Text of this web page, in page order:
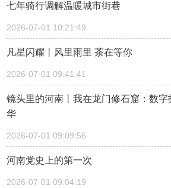
七年骑行调解温暖城市街巷
2026-07-01 10:21:49
凡星闪耀丨风里雨里 茶在等你
2026-07-01 09:41:41
镜头里的河南丨我在龙门修石窟：数
华
2026-07-01 09:09:56
河南党史上的第一次
2026-07-01 09:04:19